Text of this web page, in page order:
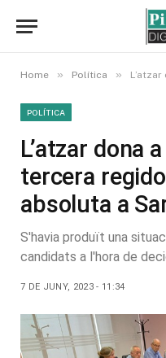
Home » Política » L’atzar dona
POLÍTICA
L’atzar dona
tercera
absoluta a
S'havia produït una
candidats a l'hora de
7 DE JUNY, 2023 - 11:34